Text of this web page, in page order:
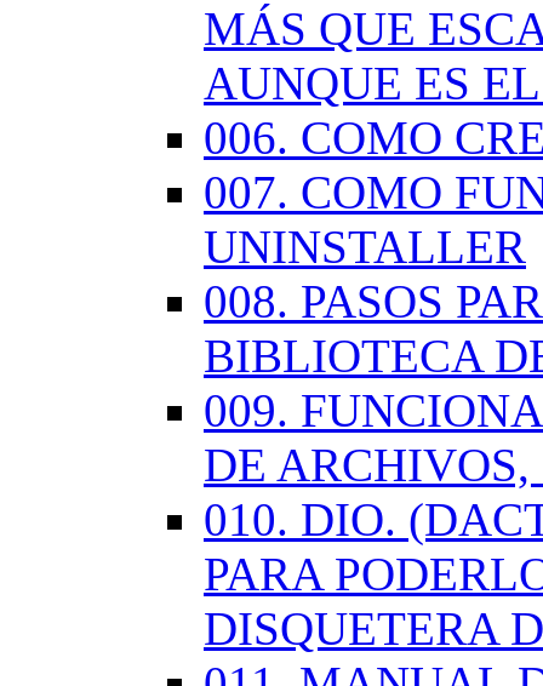
MÁS QUE
AUNQUE ES
006. COMO
007. COMO
UNINSTALLER
008. PASOS
BIBLIOTECA
009.
DE
010. DIO.
PARA
DISQUETERA